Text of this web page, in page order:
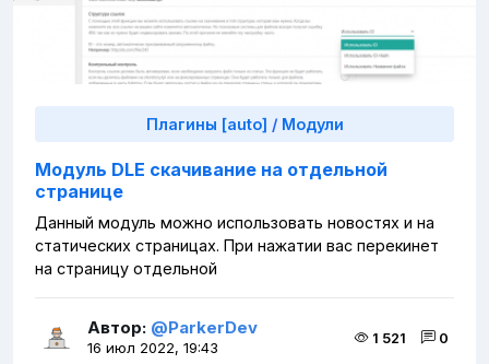
Плагины [auto] / Модули
Модуль DLE скачивание на отдельной
странице
Данный модуль можно использовать новостях и на
статических страницах. При нажатии вас перекинет
на страницу отдельной
Автор: @ParkerDev
16 июл 2022, 19:43
1 521 0